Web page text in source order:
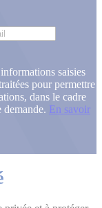
saisies
pour permettre
dans le cadre
En savoir